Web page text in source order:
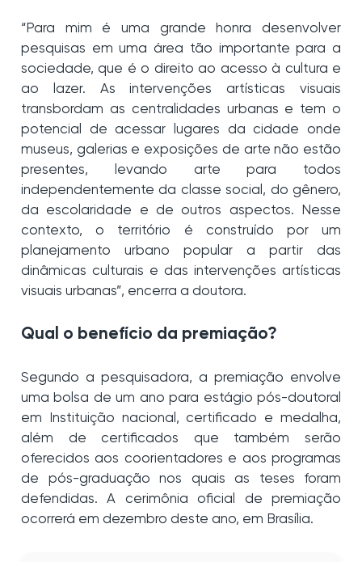
“Para mim é uma grande honra desenvolver
pesquisas em uma área tão importante para a
sociedade, que é o direito ao acesso à cultura e
ao lazer. As intervenções artísticas visuais
transbordam as centralidades urbanas e tem o
potencial de acessar lugares da cidade onde
museus, galerias e exposições de arte não estão
presentes, levando arte para todos
independentemente da classe social, do gênero,
da escolaridade e de outros aspectos. Nesse
contexto, o território é construído por um
planejamento urbano popular a partir das
dinâmicas culturais e das intervenções artísticas
visuais urbanas”, encerra a doutora.
Qual o benefício da premiação?
Segundo a pesquisadora, a premiação envolve
uma bolsa de um ano para estágio pós-doutoral
em Instituição nacional, certificado e medalha,
além de certificados que também serão
oferecidos aos coorientadores e aos programas
de pós-graduação nos quais as teses foram
defendidas. A cerimônia oficial de premiação
ocorrerá em dezembro deste ano, em Brasília.